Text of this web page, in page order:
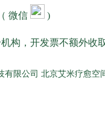
微信 )
构，开发票不额外收
限公司 北京艾米疗愈空